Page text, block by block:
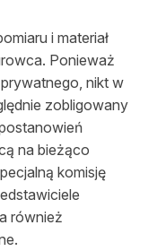
i materiał
Ponieważ
nikt w
zobligowany
na bieżąco
komisję
również